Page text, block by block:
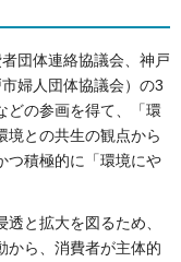
団体連絡協議会、神戸
婦人団体協議会）の3
どの参画を得て、「環
境との共生の観点から
つ積極的に「環境にや
と拡大を図るため、
から、消費者が主体的